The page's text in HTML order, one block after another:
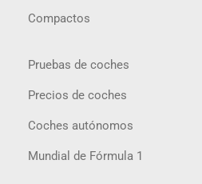
Compactos
Pruebas de coches
Precios de coches
Coches autónomos
Mundial de Fórmula 1